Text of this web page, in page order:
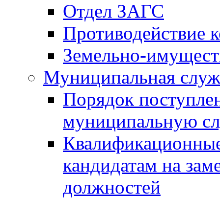
Отдел ЗАГС
Противодействие
Земельно-
Муниципальная
Порядок
муниципальную
кандидатам на
должностей